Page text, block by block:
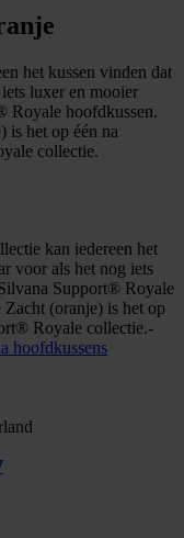
het kussen vinden dat
luxer en mooier
Royale hoofdkussen.
is het op één na
collectie.
kan iedereen het
voor als het nog iets
Support® Royale
(oranje) is het op
Royale collectie.-
hoofdkussens